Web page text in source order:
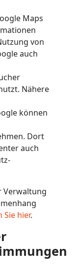
Maps
von
auch
Nähere
können
Dort
auch
Verwaltung
Sie hier.